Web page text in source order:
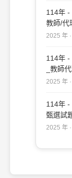
114年 -
教師/代
2025 年
114年 -
_教師
測驗
2025 年
114年 -
甄選試
業
2025 年